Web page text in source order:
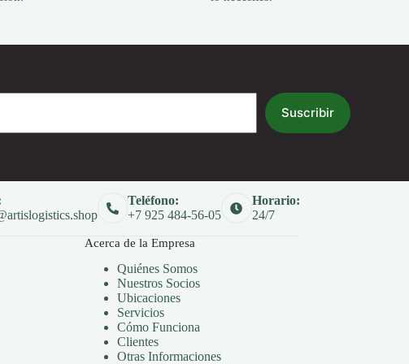
Suscribir
Teléfono:
+7 925 484-56-05
Horario:
24/7
Acerca de la Empresa
Quiénes Somos
Nuestros Socios
Ubicaciones
Servicios
Cómo Funciona
Clientes
Otras Informaciones